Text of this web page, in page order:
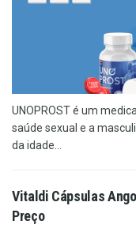
UNOPROST é um
saúde sexual e a
da idade...
Vitaldi Cápsulas
Preço